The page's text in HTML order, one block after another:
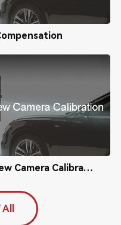
Audi Q8 2019 Surround View Camera Calibration